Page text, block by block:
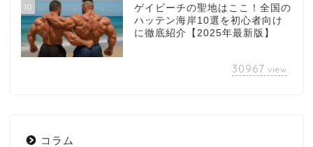
10
ゲイビーチの聖地はここ！全国の
ハッテン海岸10選を初心者向け
に徹底紹介【2025年最新版】
30967 view
コラム